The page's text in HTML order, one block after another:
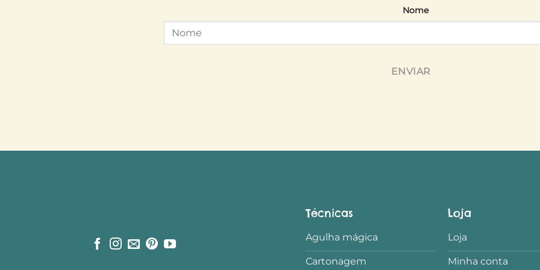
Nome
ENVIAR
Técnicas
Agulha mágica
Cartonagem
Loja
Loja
Minha conta